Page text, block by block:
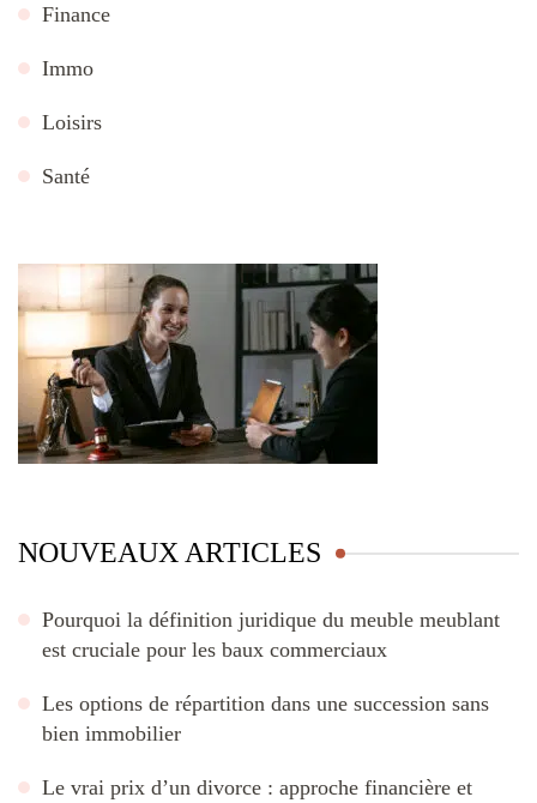
Finance
Immo
Loisirs
Santé
NOUVEAUX ARTICLES
Pourquoi la définition juridique du meuble meublant
est cruciale pour les baux commerciaux
Les options de répartition dans une succession sans
bien immobilier
Le vrai prix d’un divorce : approche financière et